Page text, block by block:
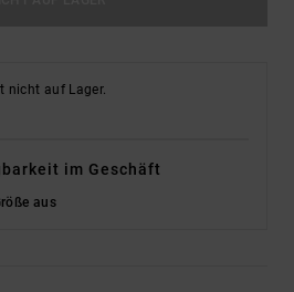
nicht auf Lager.
im Geschäft
aus